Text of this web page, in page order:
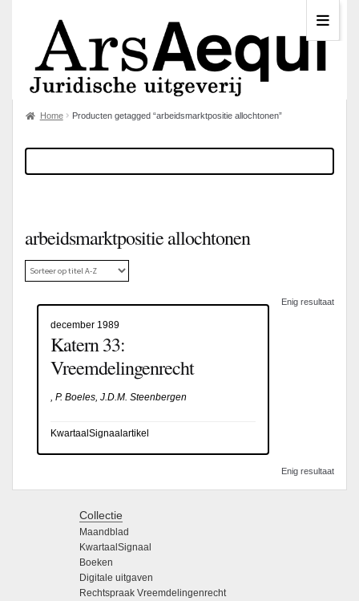
Home Producten getagged “arbeidsmarktpositie allochtonen”
arbeidsmarktpositie allochtonen
Enig resultaat
december 1989
Katern 33:
Vreemdelingenrecht
, P. Boeles, J.D.M. Steenbergen
KwartaalSignaalartikel
Enig resultaat
Collectie
Maandblad
KwartaalSignaal
Boeken
Digitale uitgaven
Rechtspraak Vreemdelingenrecht